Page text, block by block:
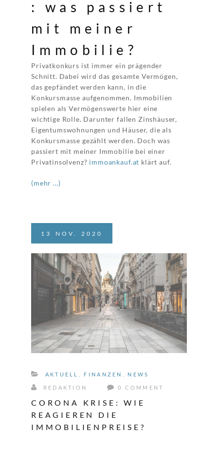
: was passiert
mit meiner
Immobilie?
Privatkonkurs ist immer ein prägender
Schnitt. Dabei wird das gesamte Vermögen,
das gepfändet werden kann, in die
Konkursmasse aufgenommen. Immobilien
spielen als Vermögenswerte hier eine
wichtige Rolle. Darunter fallen Zinshäuser,
Eigentumswohnungen und Häuser, die als
Konkursmasse gezählt werden. Doch was
passiert mit meiner Immobilie bei einer
Privatinsolvenz? immoankauf.at klärt auf.
(mehr …)
13 NOV. 2020
AKTUELL FINANZEN NEWS
REDAKTION 0 COMMENT
CORONA KRISE: WIE
REAGIEREN DIE
IMMOBILIENPREISE?